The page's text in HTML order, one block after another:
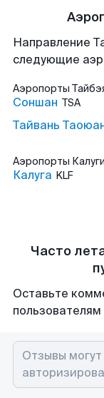
Направление
следующие
Аэропорты
Соншан TSA
Тайвань
Аэропорты Калуги
Калуга KLF
Часто
Оставьте